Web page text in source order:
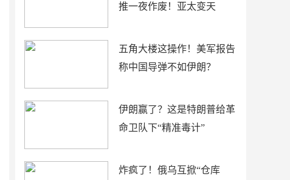
推一夜作废！亚太变天
五角大楼这操作！美军报告
称中国导弹不如伊朗？
伊朗赢了？这是特朗普给革
命卫队下“精准毒计”
炸疯了！俄乌互掀“仓库